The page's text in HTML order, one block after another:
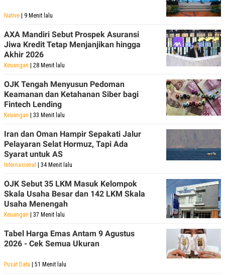
Native | 9 Menit lalu
AXA Mandiri Sebut Prospek Asuransi
Jiwa Kredit Tetap Menjanjikan hingga
Akhir 2026
Keuangan | 28 Menit lalu
OJK Tengah Menyusun Pedoman
Keamanan dan Ketahanan Siber bagi
Fintech Lending
Keuangan | 33 Menit lalu
Iran dan Oman Hampir Sepakati Jalur
Pelayaran Selat Hormuz, Tapi Ada
Syarat untuk AS
Internasional | 34 Menit lalu
OJK Sebut 35 LKM Masuk Kelompok
Skala Usaha Besar dan 142 LKM Skala
Usaha Menengah
Keuangan | 37 Menit lalu
Tabel Harga Emas Antam 9 Agustus
2026 - Cek Semua Ukuran
Pusat Data | 51 Menit lalu